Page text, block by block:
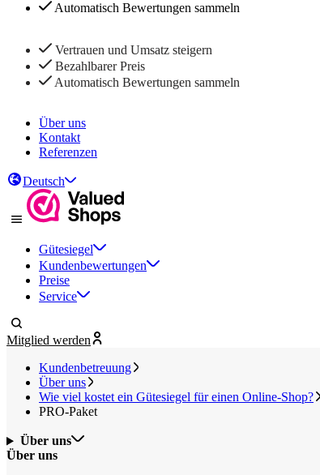
Automatisch Bewertungen sammeln
Vertrauen und Umsatz steigern
Bezahlbarer Preis
Automatisch Bewertungen sammeln
Über uns
Kontakt
Referenzen
Deutsch
Gütesiegel
Kundenbewertungen
Preise
Service
Mitglied werden
Kundenbetreuung
Über uns
Wie viel kostet ein Gütesiegel für einen Online-Shop?
PRO-Paket
Über uns
Über uns